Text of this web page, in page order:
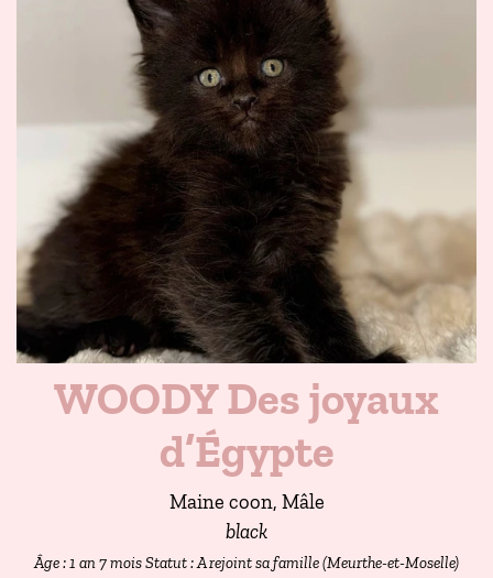
WOODY Des joyaux
d’Égypte
Maine coon, Mâle
black
Âge : 1 an 7 moisStatut : A rejoint sa famille (Meurthe-et-Moselle)